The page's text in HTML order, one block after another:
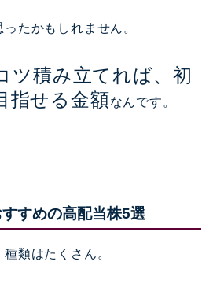
たかもしれません。
ツ積み立てれば、初
指せる金額なんです。
すめの高配当株5選
類はたくさん。